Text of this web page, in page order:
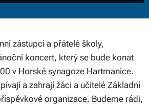
zástupci a přátelé školy,
koncert, který se bude konat
v Horské synagoze Hartmanice.
a zahrají žáci a učitelé Základní
organizace. Budeme rádi,